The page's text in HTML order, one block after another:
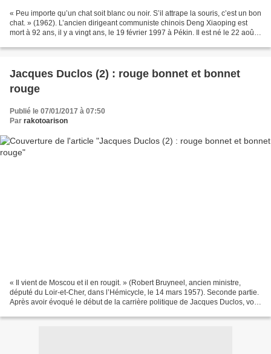
« Peu importe qu’un chat soit blanc ou noir. S’il attrape la souris, c’est un bon
chat. » (1962). L’ancien dirigeant communiste chinois Deng Xiaoping est
mort à 92 ans, il y a vingt ans, le 19 février 1997 à Pékin. Il est né le 22 août
Jacques Duclos (2) : rouge bonnet et bonnet
rouge
Publié le 07/01/2017 à 07:50
Par rakotoarison
« Il vient de Moscou et il en rougit. » (Robert Bruyneel, ancien ministre,
député du Loir-et-Cher, dans l’Hémicycle, le 14 mars 1957). Seconde partie.
Après avoir évoqué le début de la carrière politique de Jacques Duclos, voici